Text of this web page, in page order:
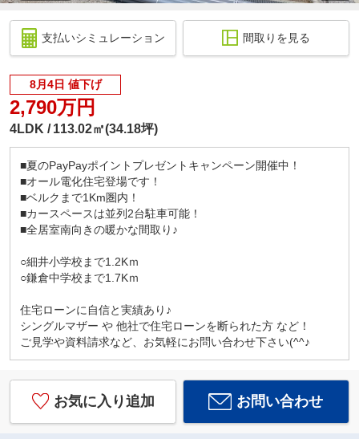
支払いシミュレーション 間取りを見る
8月4日 値下げ
2,790万円
4LDK 113.02㎡(34.18坪)
■夏のPayPayポイントプレゼントキャンペーン開催中！
■オール電化住宅登場です！
■ベルクまで1Km圏内！
■カースペースは並列2台駐車可能！
■全居室南向きの暖かな間取り♪
○細井小学校まで1.2Kｍ
○鎌倉中学校まで1.7Kｍ
住宅ローンに自信と実績あり♪
シングルマザー や 他社で住宅ローンを断られた方 など！
ご見学や資料請求など、お気軽にお問い合わせ下さい(^^♪
お気に入り追加 お問い合わせ